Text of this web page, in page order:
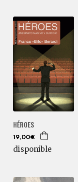
HÉROES
19,00€
disponible